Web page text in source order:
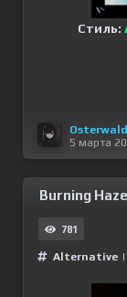
Стиль:
Osterwald
5 марта
Burning
781
Alternative |